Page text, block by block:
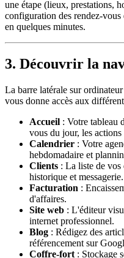
une étape (lieux, prestations,
configuration des rendez-
en quelques minutes.
3. Découvrir la
La barre latérale sur
vous donne accès aux
Accueil : Votre tableau
vous du jour, les
Calendrier : Votre
hebdomadaire et
Clients : La liste de vos
historique et messagerie.
Facturation :
d'affaires.
Site web : L'éditeur
internet professionnel.
Blog : Rédigez des
référencement sur
Coffre-fort : Stockage